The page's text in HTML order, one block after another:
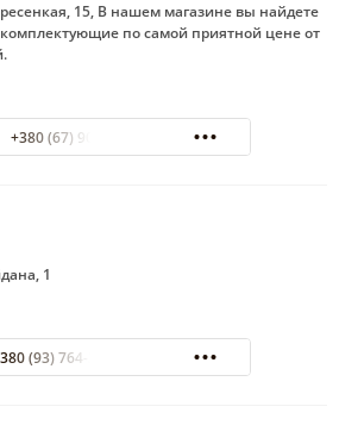
15, В нашем магазине вы найдете
по самой приятной цене от
+380 (67) 9020195
1
(93) 764-37-77 Life